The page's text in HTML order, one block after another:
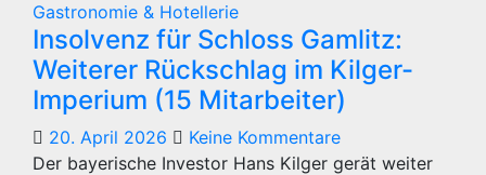
Gastronomie & Hotellerie
Insolvenz für Schloss Gamlitz:
Weiterer Rückschlag im Kilger-
Imperium (15 Mitarbeiter)
20. April 2026
Keine Kommentare
Der bayerische Investor Hans Kilger gerät weiter